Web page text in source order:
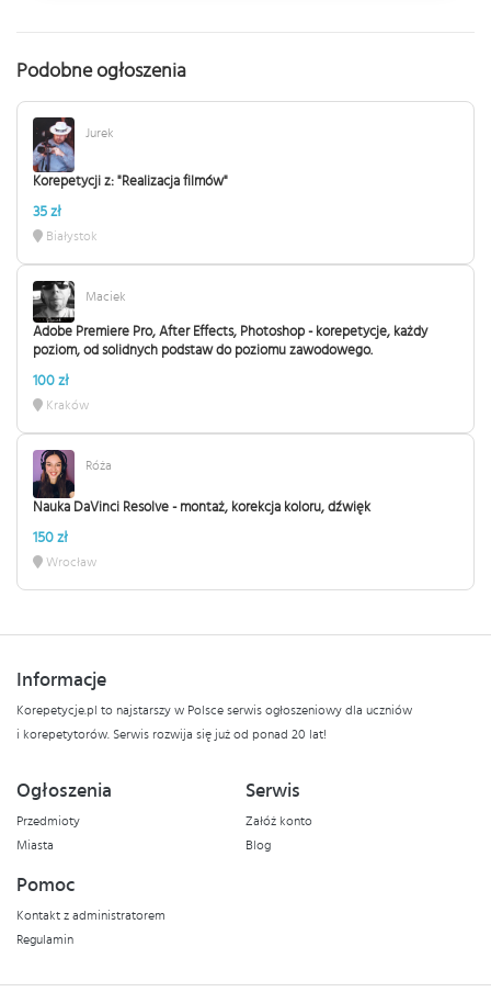
Podobne ogłoszenia
Jurek
Korepetycji z: "Realizacja filmów"
35 zł
Białystok
Maciek
Adobe Premiere Pro, After Effects, Photoshop - korepetycje, każdy
poziom, od solidnych podstaw do poziomu zawodowego.
100 zł
Kraków
Róża
Nauka DaVinci Resolve - montaż, korekcja koloru, dźwięk
150 zł
Wrocław
Informacje
Korepetycje.pl to najstarszy w Polsce serwis ogłoszeniowy dla uczniów
i korepetytorów. Serwis rozwija się już od ponad 20 lat!
Ogłoszenia
Przedmioty
Miasta
Serwis
Załóż konto
Blog
Pomoc
Kontakt z administratorem
Regulamin